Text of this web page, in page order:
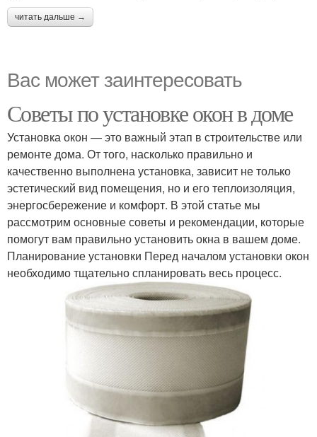
читать дальше →
Вас может заинтересовать
Советы по установке окон в доме
Установка окон — это важный этап в строительстве или
ремонте дома. От того, насколько правильно и
качественно выполнена установка, зависит не только
эстетический вид помещения, но и его теплоизоляция,
энергосбережение и комфорт. В этой статье мы
рассмотрим основные советы и рекомендации, которые
помогут вам правильно установить окна в вашем доме.
Планирование установки Перед началом установки окон
необходимо тщательно спланировать весь процесс.